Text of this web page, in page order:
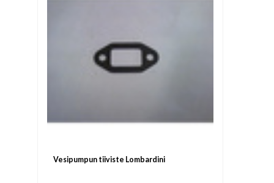
Vesipumpun tiiviste Lombardini